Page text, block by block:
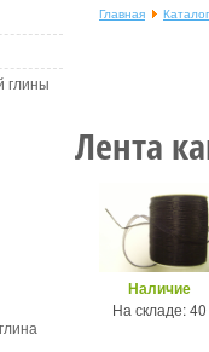
глины
Главная
Лента
Наличие
На складе: 40